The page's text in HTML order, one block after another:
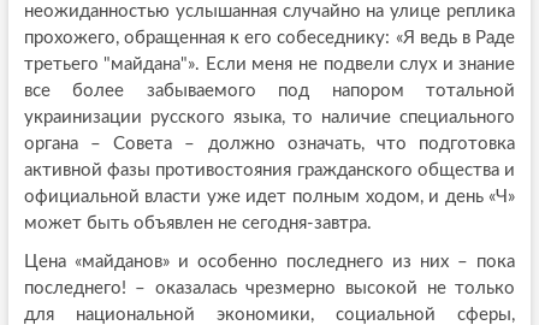
неожиданностью услышанная случайно на улице реплика
прохожего, обращенная к его собеседнику: «Я ведь в Раде
третьего "майдана"». Если меня не подвели слух и знание
все более забываемого под напором тотальной
украинизации русского языка, то наличие специального
органа – Совета – должно означать, что подготовка
активной фазы противостояния гражданского общества и
официальной власти уже идет полным ходом, и день «Ч»
может быть объявлен не сегодня-завтра.
Цена «майданов» и особенно последнего из них – пока
последнего! – оказалась чрезмерно высокой не только
для национальной экономики, социальной сферы,